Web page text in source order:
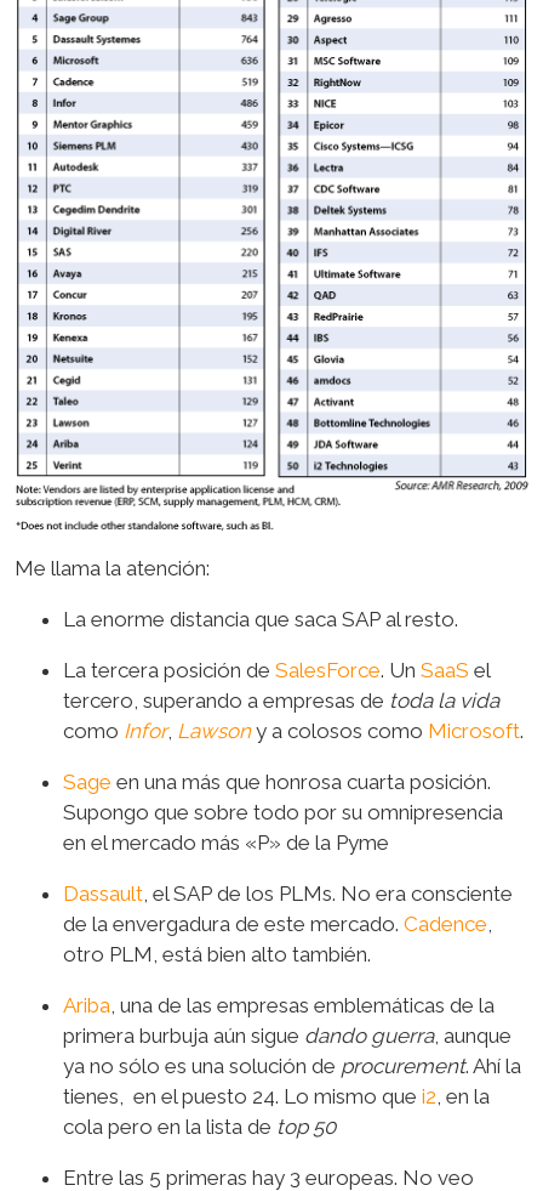
Me llama la atención:
La enorme distancia que saca SAP al resto.
La tercera posición de SalesForce. Un SaaS el
tercero, superando a empresas de toda la vida
como Infor, Lawsony a colosos como Microsoft.
Sage en una más que honrosa cuarta posición.
Supongo que sobre todo por su omnipresencia
en el mercado más «P» de la Pyme
Dassault, el SAP de los PLMs. No era consciente
de la envergadura de este mercado. Cadence
otro PLM, está bien alto también.
Ariba, una de las empresas emblemáticas de la
primera burbuja aún sigue dando guerra, aunque
ya no sólo es una solución de procurement. Ahí la
tienes, en el puesto 24. Lo mismo que i2 , en la
cola pero en la lista de top 50
Entre las 5 primeras hay 3 europeas. No veo